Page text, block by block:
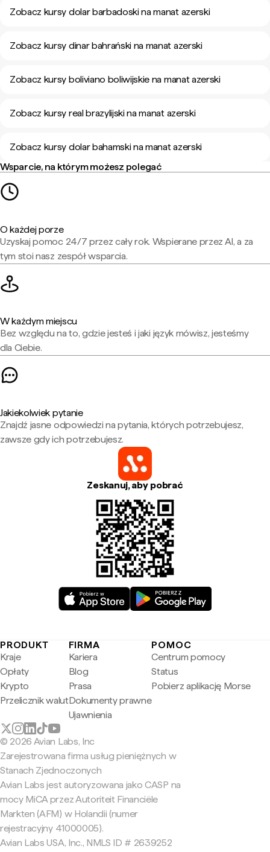
Zobacz kursy dolar barbadoski na manat azerski
Zobacz kursy dinar bahrański na manat azerski
Zobacz kursy boliviano boliwijskie na manat azerski
Zobacz kursy real brazylijski na manat azerski
Zobacz kursy dolar bahamski na manat azerski
Wsparcie, na którym możesz polegać
O każdej porze
Uzyskaj pomoc 24/7 przez cały rok. Wspierane przez AI, a za
tym stoi nasz zespół wsparcia.
W każdym miejscu
Bez względu na to, gdzie jesteś i jaki język mówisz, jesteśmy
dla Ciebie.
Jakiekolwiek pytanie
Znajdź jasne odpowiedzi na pytania, których potrzebujesz,
zawsze gdy ich potrzebujesz.
Zeskanuj, aby pobrać
PRODUKT
Kraje
Opłaty
Krypto
Przelicznik walut
FIRMA
Kariera
Blog
Prasa
Dokumenty prawne
Ujawnienia
POMOC
Centrum pomocy
Status
Pobierz aplikację Morse
© 2026 Avian Labs, Inc
Zarejestrowana firma usług pieniężnych w
Stanach Zjednoczonych
Avian Labs jest autoryzowana jako CASP na
mocy MiCA przez Autoriteit Financiële
Markten (AFM) w Holandii (numer
rejestracyjny 41000005).
Avian Labs USA, Inc., NMLS ID # 2639252